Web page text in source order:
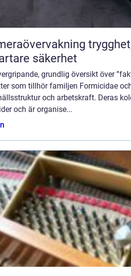
trygghet, ansvar och
säkerhet
grundlig översikt över
som tillhör familjen Formicidae
och arbetskraft. Deras
och är organise...